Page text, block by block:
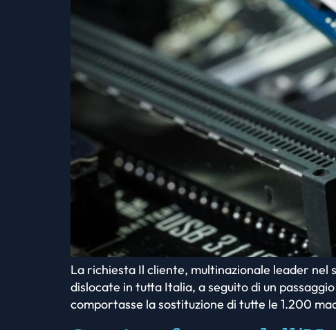
La richiesta Il cliente, multinazionale leader
dislocate in tutta Italia, a seguito di un
comportasse la sostituzione di tutte le 1.200